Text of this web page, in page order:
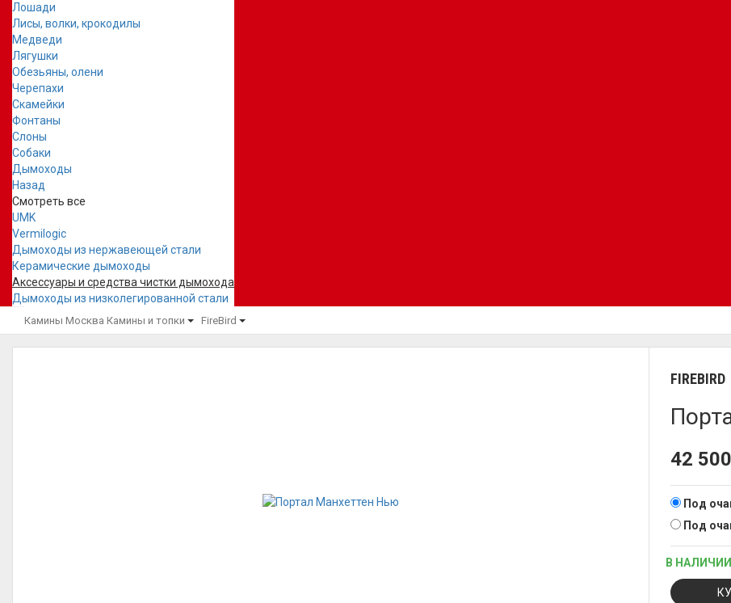
Лошади
Лисы, волки, крокодилы
Медведи
Лягушки
Обезьяны, олени
Черепахи
Скамейки
Фонтаны
Слоны
Собаки
Дымоходы
Назад
Смотреть все
UMK
Vermilogic
Дымоходы из нержавеющей стали
Керамические дымоходы
Аксессуары и средства чистки дымохода
Дымоходы из низколегированной стали
Камины Москва Камины и топки FireBird
FIREBIRD
42
Под
Под
В НАЛИЧИИ